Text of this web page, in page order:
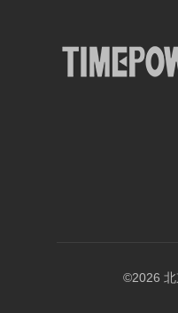
©2026 北